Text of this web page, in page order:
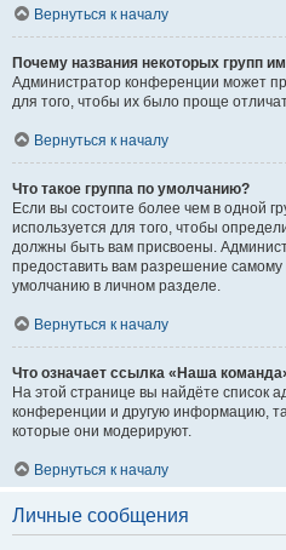
Вернуться к началу
Почему названия некоторых групп
Администратор конференции может
для того, чтобы их было проще
Вернуться к началу
Что такое группа по умолчанию?
Если вы состоите более чем в одной
используется для того, чтобы
должны быть вам присвоены.
предоставить вам разрешение самому
умолчанию в личном разделе.
Вернуться к началу
Что означает ссылка «Наша
На этой странице вы найдёте список
конференции и другую информацию,
которые они модерируют.
Вернуться к началу
Личные сообщения